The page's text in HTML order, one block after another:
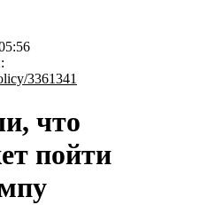
3361341
что
пойти